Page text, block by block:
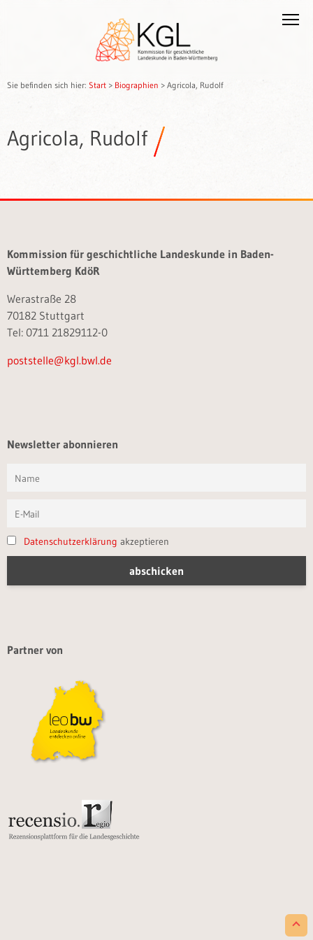
Sie befinden sich hier: Start > Biographien > Agricola, Rudolf
Agricola, Rudolf
Kommission für geschichtliche Landeskunde in Baden-
Württemberg KdöR
Werastraße 28
70182 Stuttgart
Tel: 0711 21829112-0
poststelle@kgl.bwl.de
Newsletter abonnieren
Datenschutzerklärung akzeptieren
Partner von